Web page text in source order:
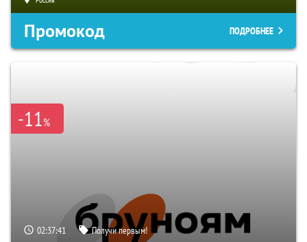
Промокод ПОДРОБНЕЕ
-11%
02:37:40 Получи первым!